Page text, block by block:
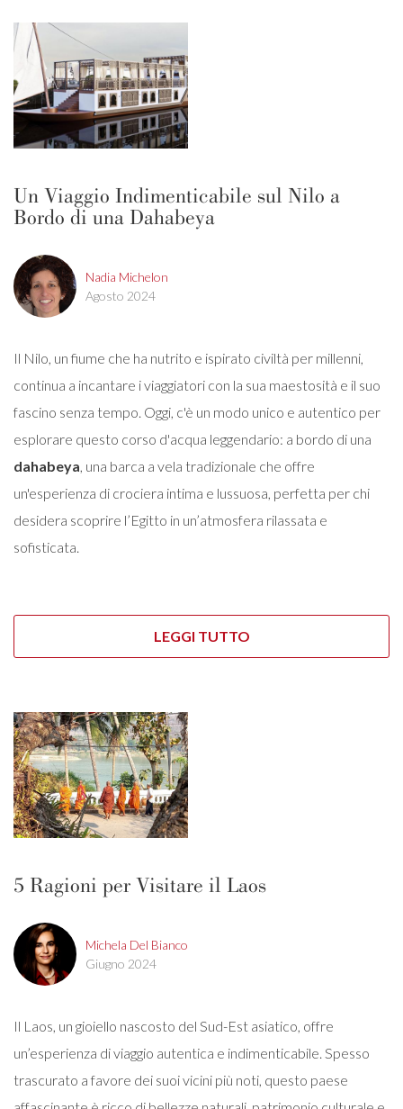
Un Viaggio Indimenticabile sul Nilo a
Bordo di una Dahabeya
Nadia Michelon
Agosto 2024
Il Nilo, un fiume che ha nutrito e ispirato civiltà per millenni,
continua a incantare i viaggiatori con la sua maestosità e il suo
fascino senza tempo. Oggi, c'è un modo unico e autentico per
esplorare questo corso d'acqua leggendario: a bordo di una
dahabeya, una barca a vela tradizionale che offre
un'esperienza di crociera intima e lussuosa, perfetta per chi
desidera scoprire l’Egitto in un’atmosfera rilassata e
sofisticata.
LEGGI TUTTO
5 Ragioni per Visitare il Laos
Michela Del Bianco
Giugno 2024
Il Laos, un gioiello nascosto del Sud-Est asiatico, offre
un’esperienza di viaggio autentica e indimenticabile. Spesso
trascurato a favore dei suoi vicini più noti, questo paese